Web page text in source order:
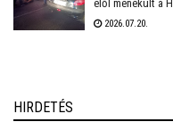
elől menekült a
2026.07.20.
HIRDETÉS